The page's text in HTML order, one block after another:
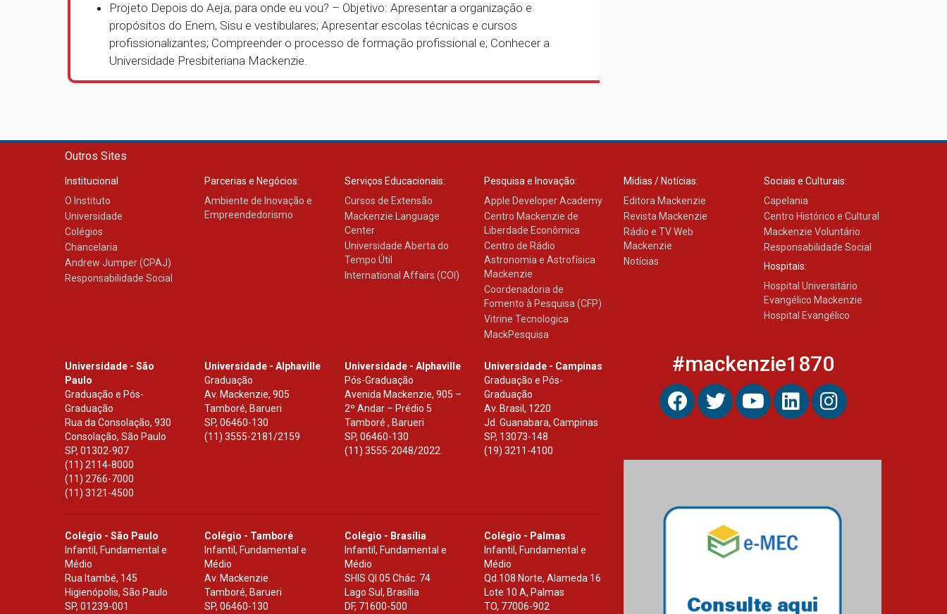
Projeto Depois do Aeja, para onde eu vou? – Objetivo: Apresentar a organização e
propósitos do Enem, Sisu e vestibulares; Apresentar escolas técnicas e cursos
profissionalizantes; Compreender o processo de formação profissional e; Conhecer a
Universidade Presbiteriana Mackenzie.
Outros Sites
Institucional
O Instituto
Universidade
Colégios
Chancelaria
Andrew Jumper (CPAJ)
Responsabilidade Social
Parcerias e Negócios:
Ambiente de Inovação e
Empreendedorismo
Serviços Educacionais:
Cursos de Extensão
Mackenzie Language
Center
Universidade Aberta do
Tempo Útil
International Affairs (COI)
Pesquisa e Inovação:
Apple Developer Academy
Centro Mackenzie de
Liberdade Econômica
Centro de Rádio
Astronomia e Astrofísica
Mackenzie
Coordenadoria de
Fomento à Pesquisa (CFP)
Vitrine Tecnologica
MackPesquisa
Mídias / Notícias:
Editora Mackenzie
Revista Mackenzie
Rádio e TV Web
Mackenzie
Notícias
Sociais e Culturais:
Capelania
Centro Histórico e Cultural
Mackenzie Voluntário
Responsabilidade Social
Hospitais:
Hospital Universitário
Evangélico Mackenzie
Hospital Evangélico
Universidade - São
Paulo
Graduação e Pós-
Graduação
Rua da Consolação, 930
Consolação, São Paulo
SP, 01302-907
(11) 2114-8000
(11) 2766-7000
(11) 3121-4500
Universidade - Alphaville
Graduação
Av. Mackenzie, 905
Tamboré, Barueri
SP,06460-130
(11) 3555-2181/2159
Universidade - Alphaville
Pós-Graduação
Avenida Mackenzie, 905 –
2º Andar – Prédio 5
Tamboré , Barueri
SP, 06460-130
(11) 3555-2048/2022.
Universidade - Campinas
Graduação e Pós-
Graduação
Av. Brasil, 1220
Jd. Guanabara, Campinas
SP, 13073-148
(19) 3211-4100
Colégio - São Paulo
Infantil, Fundamental e
Médio
Rua Itambé, 145
Higienópolis, São Paulo
SP, 01239-001
Colégio - Tamboré
Infantil, Fundamental e
Médio
Av. Mackenzie
Tamboré, Barueri
SP,06460-130
Colégio - Brasília
Infantil, Fundamental e
Médio
SHIS Ql 05 Chác. 74
Lago Sul, Brasília
DF, 71600-500
Colégio - Palmas
Infantil, Fundamental e
Médio
Qd.108 Norte, Alameda 16
Lote 10 A, Palmas
TO, 77006-902
#mackenzie1870